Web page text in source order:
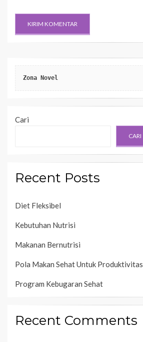
Zona Novel
Cari
CARI
Recent Posts
Diet Fleksibel
Kebutuhan Nutrisi
Makanan Bernutrisi
Pola Makan Sehat Untuk Produktivitas
Program Kebugaran Sehat
Recent Comments